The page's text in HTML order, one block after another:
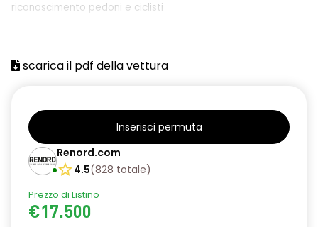
riconoscimento pedoni e ciclisti
Airbag laterali a tendina anteriori e posteriori
Alzacristalli elettrici posteriori
Barre tetto modulari nere
Bracciolo anteriore con vano portaoggetti
Chiave pieghevole a 3 pulsanti
scarica il pdf della vettura
Inserisci permuta
Renord.com
4.5(828 totale)
Prezzo di Listino
€17.500